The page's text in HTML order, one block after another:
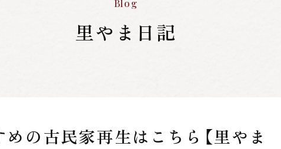
Blog
里やま日記
の古民家再生はこちら【里やま